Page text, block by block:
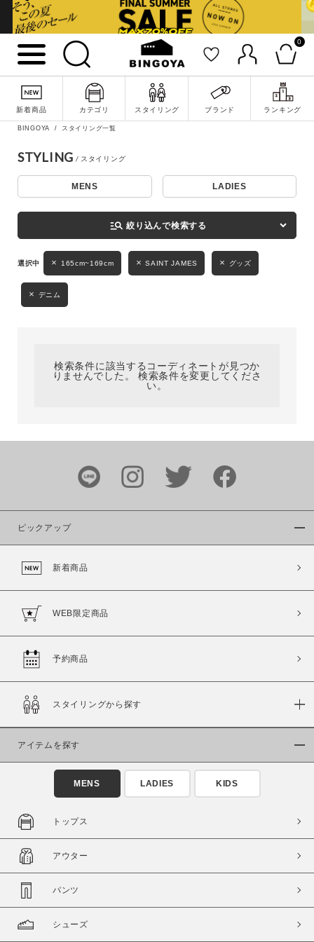
0
新着商品 カテゴリ スタイリング ブランド ランキング
詳細検索
キーワード
性別
MENS LADIES KIDS
ブランド
カラー
商品タイプ
通常商品
セール価格 WEB限定
在庫
在庫あり
BINGOYA スタイリング一覧
STYLING
MENS LADIES
manage_search 絞り込んで検索する
165cm~169cm SAINT JAMES グッズ
デニム
検索条件に該当するコーディネートが見つか
りませんでした。 検索条件を変更してくださ
い。
ピックアップ
新着商品
WEB限定商品
予約商品
スタイリングから探す
アイテムを探す
MENS LADIES KIDS
トップス
アウター
パンツ
シューズ